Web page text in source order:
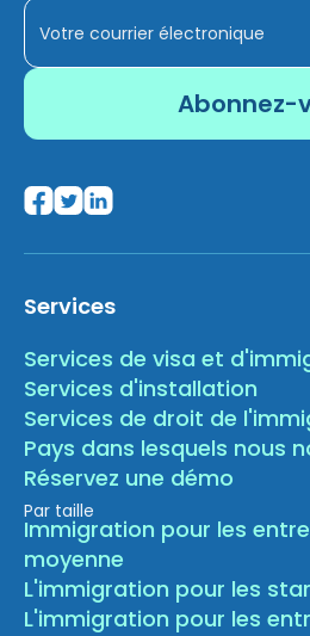
Services
Services de visa et
Services d'installation
Services de droit de
Pays dans lesquels nous
Réservez une démo
Par taille
Immigration pour les
moyenne
L'immigration pour les
L'immigration pour les